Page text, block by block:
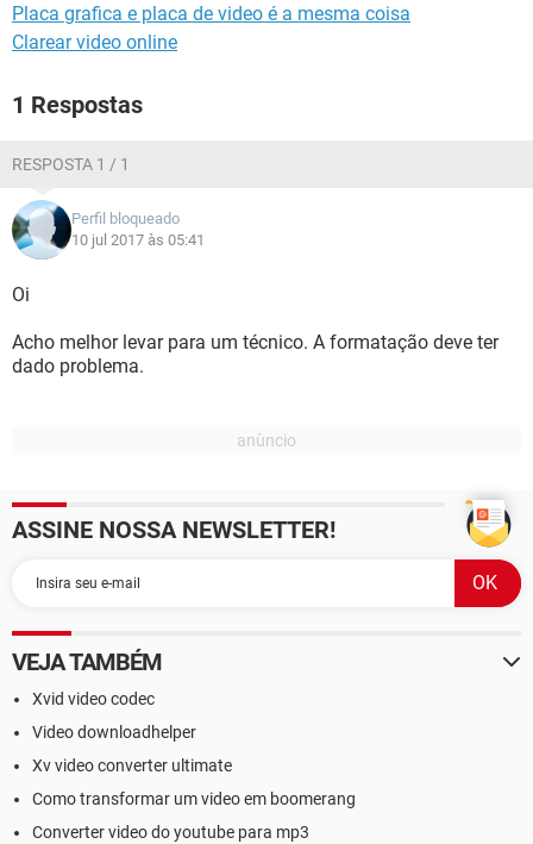
Placa grafica e placa de video é a mesma coisa
Clarear video online
1 Respostas
RESPOSTA 1 / 1
Perfil bloqueado
10 jul 2017 às 05:41
Oi
Acho melhor levar para um técnico. A formatação deve ter
dado problema.
ASSINE NOSSA NEWSLETTER!
VEJA TAMBÉM
Xvid video codec
Video downloadhelper
Xv video converter ultimate
Como transformar um video em boomerang
Converter video do youtube para mp3